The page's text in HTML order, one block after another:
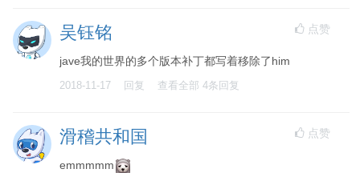
吴钰铭 点赞
jave我的世界的多个版本补丁都写着移除了him
2018-11-17 回复 查看全部 4条回复
滑稽共和国 点赞
emmmmm